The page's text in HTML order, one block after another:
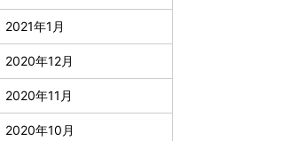
2021年1月
2020年12月
2020年11月
2020年10月